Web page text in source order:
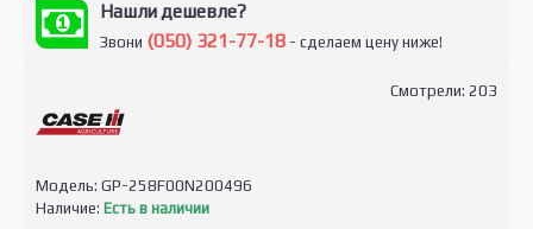
Нашли дешевле?
Звони (050) 321-77-18 - сделаем цену ниже!
Смотрели: 203
Модель: GP-258F00N200496
Наличие: Есть в наличии